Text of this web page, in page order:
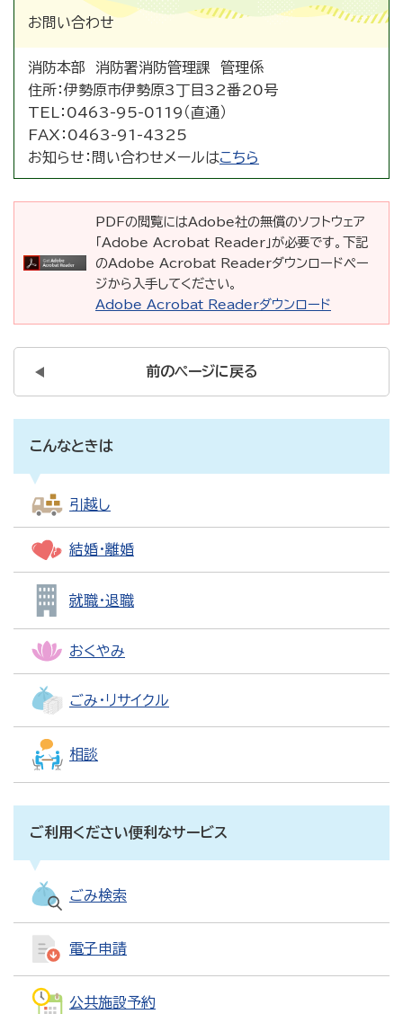
お問い合わせ
消防本部 消防署消防管理課 管理係
住所：伊勢原市伊勢原3丁目32番20号
TEL： 0463-95-0119（直通）
FAX： 0463-91-4325
お知らせ： 問い合わせメールはこちら
PDFの閲覧にはAdobe社の無償のソフトウェア
「Adobe Acrobat Reader」が必要です。下記
のAdobe Acrobat Readerダウンロードペー
ジから入手してください。
Adobe Acrobat Readerダウンロード
前のページに戻る
こんなときは
引越し
結婚・離婚
就職・退職
おくやみ
ごみ・リサイクル
相談
ご利用ください便利なサービス
ごみ検索
電子申請
公共施設予約